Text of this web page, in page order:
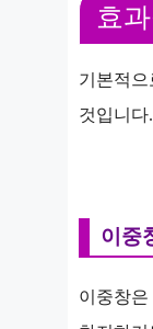
효
기본적
것입니다.
이중
이중창